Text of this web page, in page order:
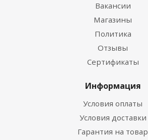
Вакансии
Магазины
Политика
Отзывы
Сертификаты
Информация
Условия оплаты
Условия доставки
Гарантия на товар